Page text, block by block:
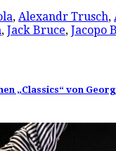
, Alexandr Trusch,
, Jack Bruce, Jacopo
„Classics“ von